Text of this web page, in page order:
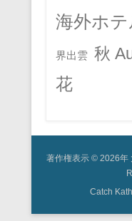
海外ホテ
界出雲 秋
花
著作権表示 © 2026年
Catch